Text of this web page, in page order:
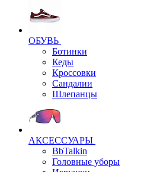
ОБУВЬ
Ботинки
Кеды
Кроссовки
Сандалии
Шлепанцы
АКСЕССУАРЫ
BbTalkin
Головные уборы